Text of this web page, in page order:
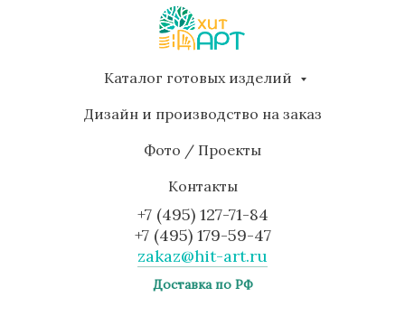
Каталог готовых изделий
Дизайн и производство на заказ
Фото / Проекты
Контакты
+7 (495) 127-71-84
+7 (495) 179-59-47
zakaz@hit-art.ru
Доставка по РФ